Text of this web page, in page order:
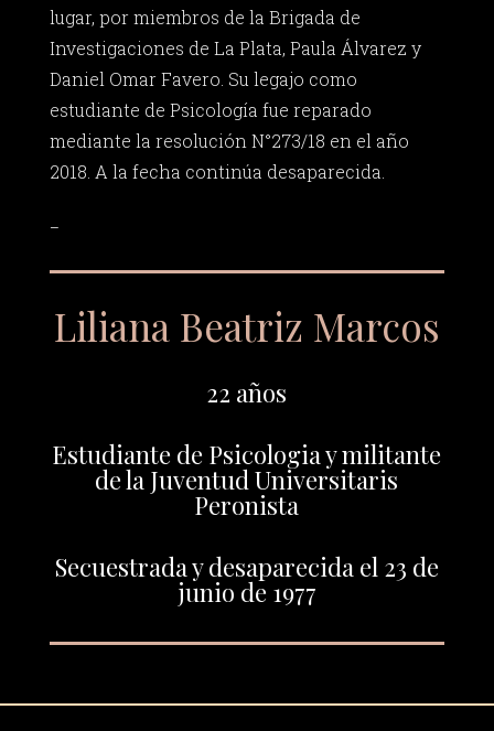
lugar, por miembros de la Brigada de
Investigaciones de La Plata, Paula Álvarez y
Daniel Omar Favero. Su legajo como
estudiante de Psicología fue reparado
mediante la resolución N°273/18 en el año
2018. A la fecha continúa desaparecida.
Liliana Beatriz Marcos
22 años
Estudiante de Psicologia y militante
de la Juventud Universitaris
Peronista
Secuestrada y desaparecida el 23 de
junio de 1977